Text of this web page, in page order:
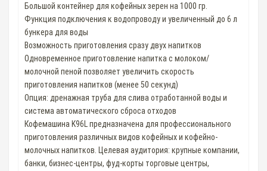
Большой контейнер для кофейных зерен на 1000 гр.
Функция подключения к водопроводу и увеличенный до 6 л
бункера для воды
Возможность приготовления сразу двух напитков
Одновременное приготовление напитка с молоком/
молочной пеной позволяет увеличить скорость
приготовления напитков (менее 50 секунд)
Опция: дренажная труба для слива отработанной воды и
система автоматического сброса отходов
Кофемашина K96L предназначена для профессионального
приготовления различных видов кофейных и кофейно-
молочных напитков. Целевая аудитория: крупные компании,
банки, бизнес-центры, фуд-корты торговые центры,